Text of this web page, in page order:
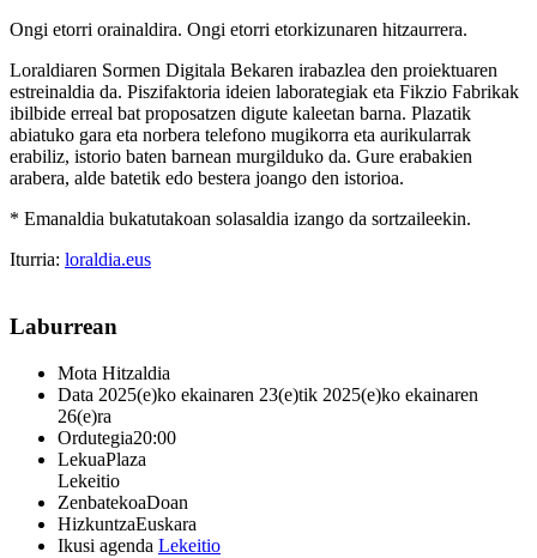
Ongi etorri orainaldira. Ongi etorri etorkizunaren hitzaurrera.
Loraldiaren Sormen Digitala Bekaren irabazlea den proiektuaren
estreinaldia da. Piszifaktoria ideien laborategiak eta Fikzio Fabrikak
ibilbide erreal bat proposatzen digute kaleetan barna. Plazatik
abiatuko gara eta norbera telefono mugikorra eta aurikularrak
erabiliz, istorio baten barnean murgilduko da. Gure erabakien
arabera, alde batetik edo bestera joango den istorioa.
* Emanaldia bukatutakoan solasaldia izango da sortzaileekin.
Iturria: loraldia.eus
Laburrean
Mota Hitzaldia
Data 2025(e)ko ekainaren 23(e)tik 2025(e)ko ekainaren
26(e)ra
Ordutegia20:00
LekuaPlaza
Lekeitio
ZenbatekoaDoan
HizkuntzaEuskara
Ikusi agenda Lekeitio